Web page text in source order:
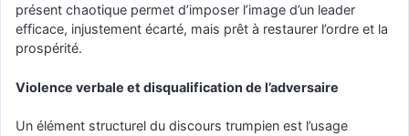
présent chaotique permet d’imposer l’image d’un leader
efficace, injustement écarté, mais prêt à restaurer l’ordre et la
prospérité.
Violence verbale et disqualification de l’adversaire
Un élément structurel du discours trumpien est l’usage